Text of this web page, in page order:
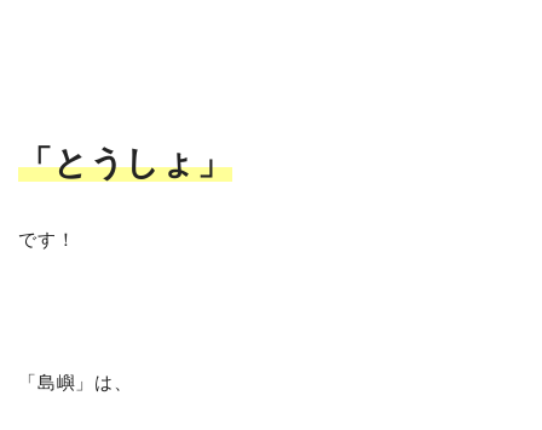
「とうしょ」
です！
「島嶼」は、